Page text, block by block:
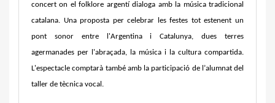
concert on el folklore argentí dialoga amb la música tradicional
catalana. Una proposta per celebrar les festes tot estenent un
pont sonor entre l'Argentina i Catalunya, dues terres
agermanades per l'abraçada, la música i la cultura compartida.
L'espectacle comptarà també amb la participació de l’alumnat del
taller de tècnica vocal.